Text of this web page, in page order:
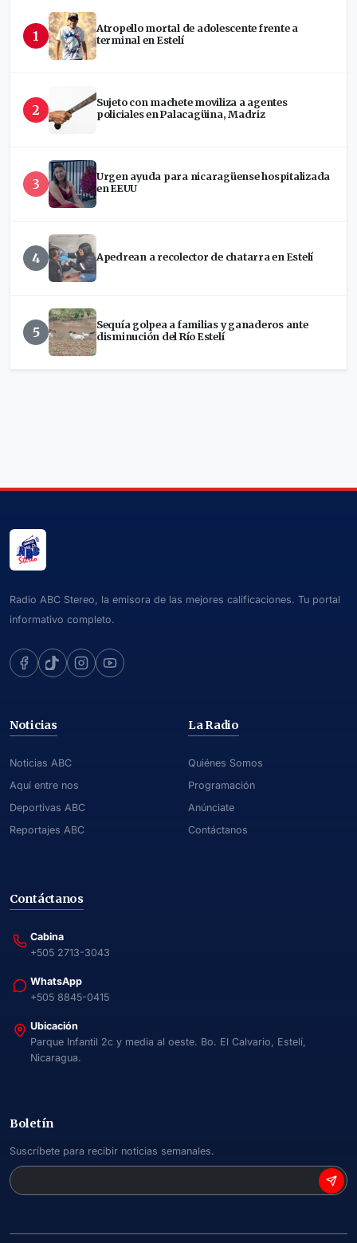
1
Atropello mortal de adolescente frente a
terminal en Estelí
2
Sujeto con machete moviliza a agentes
policiales en Palacagüina, Madriz
3
Urgen ayuda para nicaragüense hospitalizada
en EEUU
4 Apedrean a recolector de chatarra en Estelí
5
Sequía golpea a familias y ganaderos ante
disminución del Río Estelí
Radio ABC Stereo, la emisora de las mejores calificaciones. Tu portal
informativo completo.
Noticias
Noticias ABC
Aquí entre nos
Deportivas ABC
Reportajes ABC
La Radio
Quiénes Somos
Programación
Anúnciate
Contáctanos
Contáctanos
Cabina
+505 2713-3043
WhatsApp
+505 8845-0415
Ubicación
Parque Infantil 2c y media al oeste. Bo. El Calvario, Estelí,
Nicaragua.
Boletín
Suscríbete para recibir noticias semanales.